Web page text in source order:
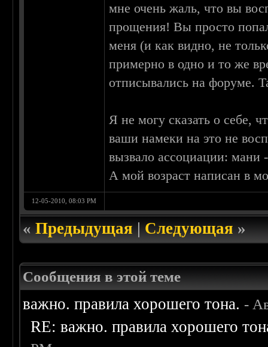
мне очень жаль, что вы
прощения! Вы просто
меня (и как видно, не
примерно в одно и то же
отписывались на форуме.
Я не могу сказать о себе,
ваши намеки на это не
вызвало ассоциации:
А мой возраст написан в
12-05-2010, 08:03 PM
«Предыдущая|Следующая»
Сообщения в этой теме
важно. правила хорошего тона. -
RE: важно. правила хорошего